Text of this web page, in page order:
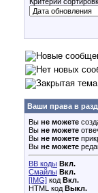
Ваши права в
Вы не можете
Вы не можете
Вы не можете
Вы не можете
BB коды Вкл.
Смайлы Вкл.
[IMG] код Вкл.
HTML код Выкл.